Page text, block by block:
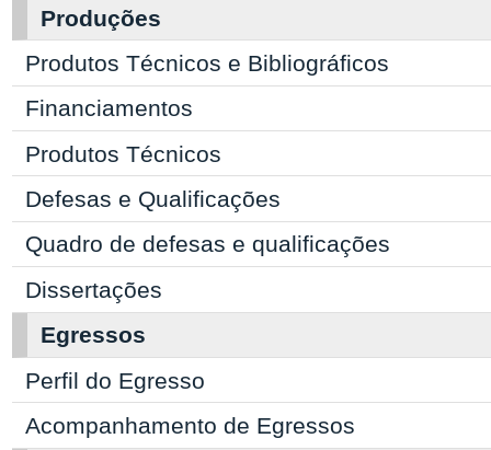
Produções
Produtos Técnicos e Bibliográficos
Financiamentos
Produtos Técnicos
Defesas e Qualificações
Quadro de defesas e qualificações
Dissertações
Egressos
Perfil do Egresso
Acompanhamento de Egressos